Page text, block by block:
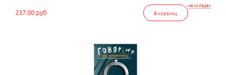
на складах
В корзину
237.00 руб